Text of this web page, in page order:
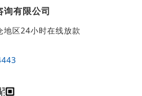
询有限公司
地区24小时在线放款